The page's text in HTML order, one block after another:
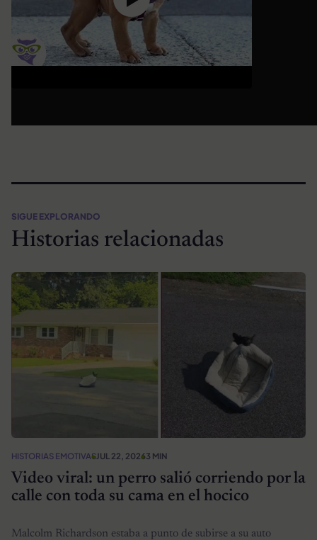
SIGUE EXPLORANDO
Historias relacionadas
HISTORIAS EMOTIVASJUL 22, 20263 MIN
Video viral: un perro salió corriendo por la
calle con toda su cama en el hocico
Malcolm Richardson estaba a punto de subirse a su auto